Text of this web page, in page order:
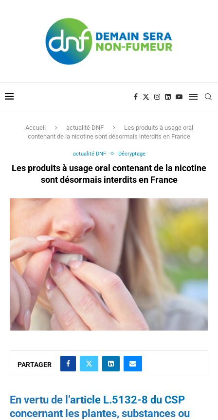
Accueil actualité DNF
Les produits à usage oral
contenant de la nicotine sont désormais interdits en France
actualité DNF Décryptage
Les produits à usage oral contenant de la nicotine
sont désormais interdits en France
PARTAGER
En vertu de l’article L.5132-8 du CSP
concernant les plantes, substances ou